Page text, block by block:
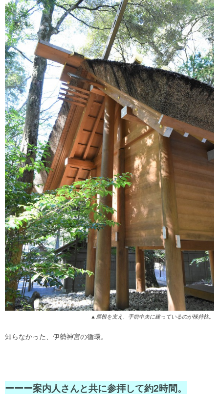
▲屋根を支え、手前中央に建っているのが棟持柱。
知らなかった、伊勢神宮の循環。
ーーー案内人さんと共に参拝して約2時間。